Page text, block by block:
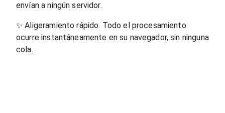
envían a ningún servidor.
✨Aligeramiento rápido. Todo el procesamiento
ocurre instantáneamente en su navegador, sin ninguna
cola.